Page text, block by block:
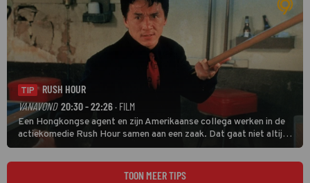
TIP
RUSH HOUR
VANAVOND 20:30 - 22:26 · FILM
Een Hongkongse agent en zijn Amerikaanse collega werken in de
actiekomedie Rush Hour samen aan een zaak. Dat gaat niet altijd
van een leien dakje.
TOON MEER TIPS